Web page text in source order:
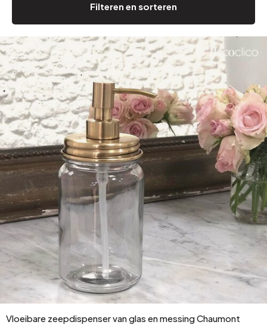
Filteren en sorteren
Vloeibare zeepdispenser van glas en messing Chaumont